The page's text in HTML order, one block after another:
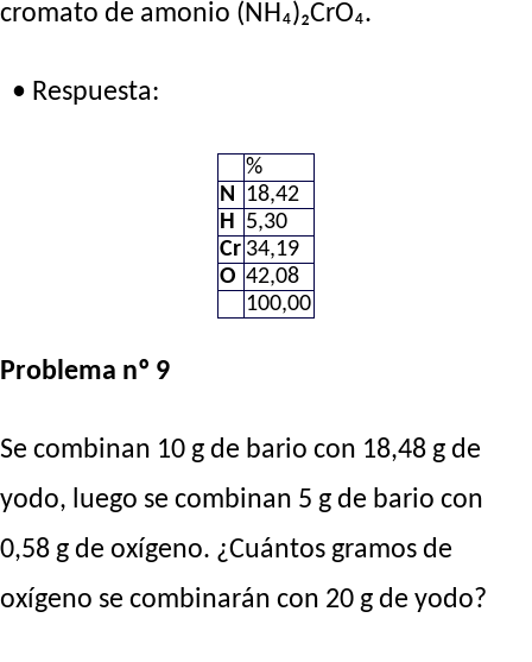
cromato de amonio (NH₄)₂CrO₄.
• Respuesta:
%
N
18,42
H
5,30
Cr 34,19
O 42,08
100,00
Problema nº 9
Se combinan 10 g de bario con 18,48 g de
yodo, luego se combinan 5 g de bario con
0,58 g de oxígeno. ¿Cuántos gramos de
oxígeno se combinarán con 20 g de yodo?